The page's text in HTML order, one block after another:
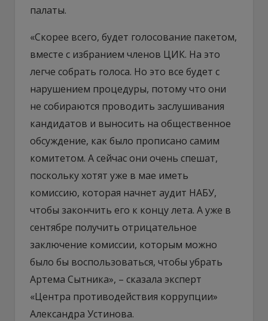
палаты.
«Скорее всего, будет голосование пакетом,
вместе с избранием членов ЦИК. На это
легче собрать голоса. Но это все будет с
нарушением процедуры, потому что они
не собираются проводить заслушивания
кандидатов и выносить на общественное
обсуждение, как было прописано самим
комитетом. А сейчас они очень спешат,
поскольку хотят уже в мае иметь
комиссию, которая начнет аудит НАБУ,
чтобы закончить его к концу лета. А уже в
сентябре получить отрицательное
заключение комиссии, которым можно
было бы воспользоваться, чтобы убрать
Артема Сытника», – сказала эксперт
«Центра противодействия коррупции»
Александра Устинова.